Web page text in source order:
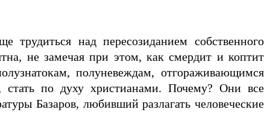
над пересозиданием собственного
не замечая при этом, как смердит и коптит
полуневеждам, отгораживающимся
по духу христианами. Почему? Они все
Базаров, любивший разлагать человеческие